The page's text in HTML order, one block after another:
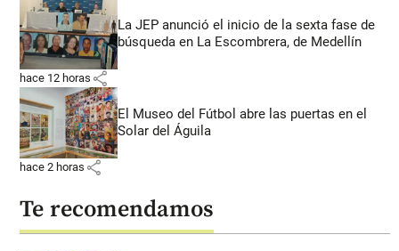
La JEP anunció el inicio de la sexta fase de
búsqueda en La Escombrera, de Medellín
hace 12 horas share
El Museo del Fútbol abre las puertas en el
Solar del Águila
hace 2 horas share
Te recomendamos